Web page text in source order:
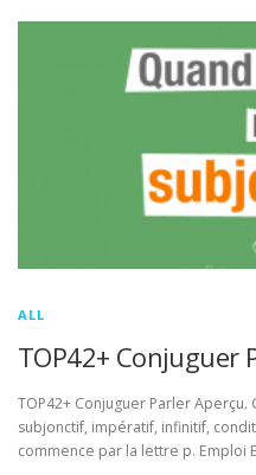
ALL
TOP42+ Conjuguer
TOP42+ Conjuguer Parler
subjonctif, impératif, infinitif,
commence par la lettre p. Emploi